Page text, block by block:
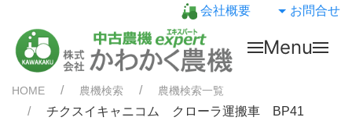
会社概要 お問合せ
Menu
HOME 農機検索 農機検索一覧
チクスイキャニコム クローラ運搬車 BP41